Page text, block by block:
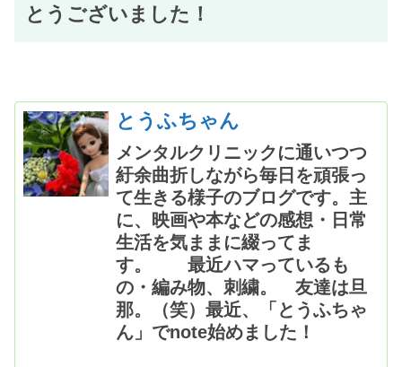
とうございました！
とうふちゃん
メンタルクリニックに通いつつ
紆余曲折しながら毎日を頑張っ
て生きる様子のブログです。主
に、映画や本などの感想・日常
生活を気ままに綴ってま
す。 最近ハマっているも
の・編み物、刺繍。 友達は旦
那。（笑）最近、「とうふちゃ
ん」でnote始めました！